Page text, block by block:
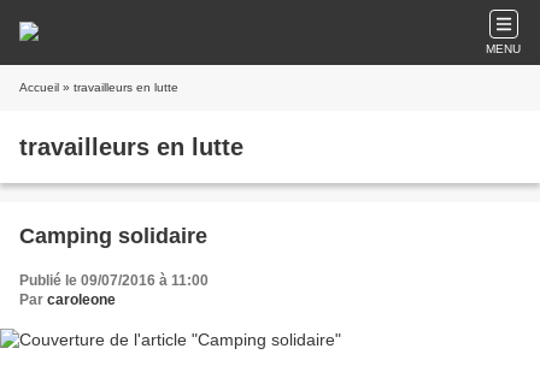
MENU
Accueil » travailleurs en lutte
travailleurs en lutte
Camping solidaire
Publié le 09/07/2016 à 11:00
Par caroleone